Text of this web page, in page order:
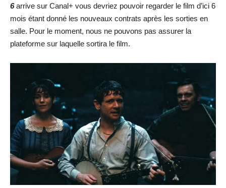
6arrive sur Canal+ vous devriez pouvoir regarder le film d’ici 6
mois étant donné les nouveaux contrats après les sorties en
salle. Pour le moment, nous ne pouvons pas assurer la
plateforme sur laquelle sortira le film.